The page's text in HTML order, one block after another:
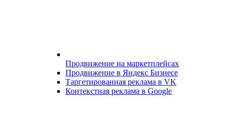
Продвижение на маркетплейсах
Продвижение в Яндекс Бизнесе
Таргетированная реклама в VK
Контекстная реклама в Google